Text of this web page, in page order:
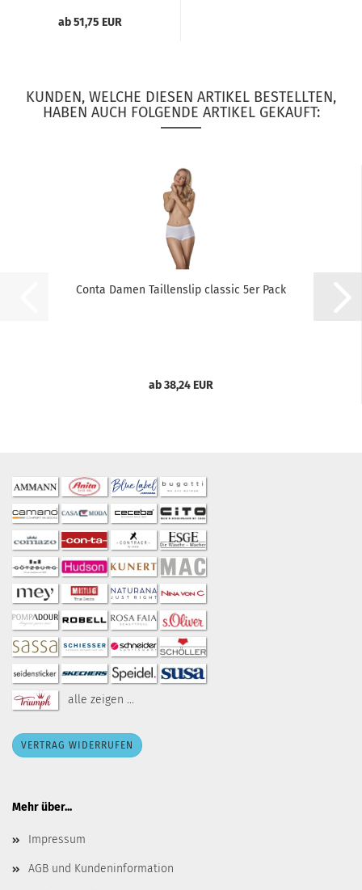
ab 51,75 EUR
KUNDEN, WELCHE DIESEN ARTIKEL BESTELLTEN,
HABEN AUCH FOLGENDE ARTIKEL GEKAUFT:
Conta Damen Taillenslip classic 5er Pack
ab 38,24 EUR
alle zeigen ...
VERTRAG WIDERRUFEN
Mehr über...
Impressum
AGB und Kundeninformation